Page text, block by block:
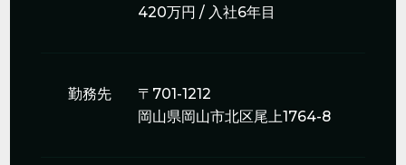
420万円 / 入社6年目
勤務先
〒701-1212
岡山県岡山市北区尾上1764-8